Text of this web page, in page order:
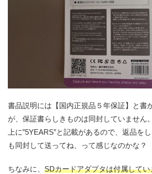
書品説明には【国内正規品５年保証】と書
が、保証書らしきものは同封していません
上に”5YEARS”と記載があるので、返品を
も同封して送ってね、って感じなのかな？
ちなみに、 SDカードアダプタは付属してい